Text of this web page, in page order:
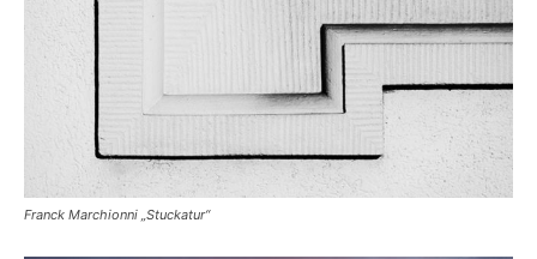
Franck Marchionni „Stuckatur“